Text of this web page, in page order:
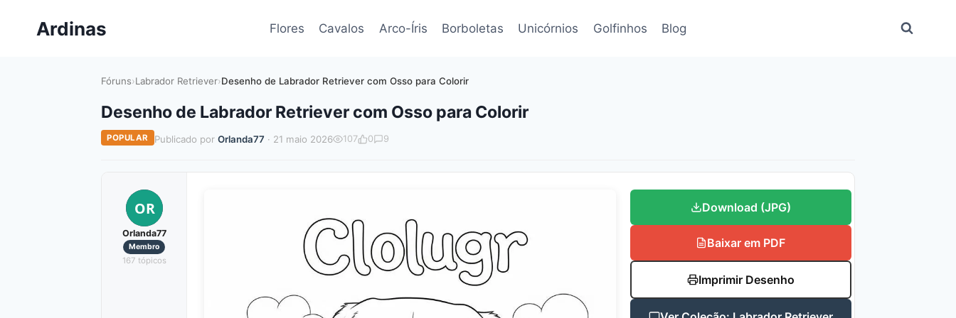
Ardinas Flores Cavalos Arco-Íris Borboletas Unicórnios Golfinhos Blog
Fóruns›Labrador Retriever›Desenho de Labrador Retriever com Osso para Colorir
Desenho de Labrador Retriever com Osso para Colorir
POPULAR Publicado por Orlanda77· 21 maio 2026 107 0 9
OR
Orlanda77
Membro
167 tópicos
Download (JPG)
Baixar em PDF
Imprimir Desenho